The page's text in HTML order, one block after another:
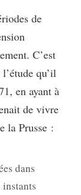
de
C’est
qu’il
en ayant à
de vivre
la Prusse :
dans